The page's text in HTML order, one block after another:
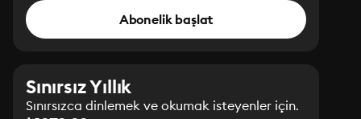
Abonelik başlat
Sınırsız Yıllık
Sınırsızca dinlemek ve okumak isteyenler için.